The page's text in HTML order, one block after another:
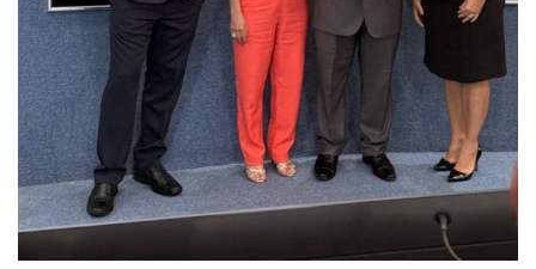
Foto: Arquivo Pessoal